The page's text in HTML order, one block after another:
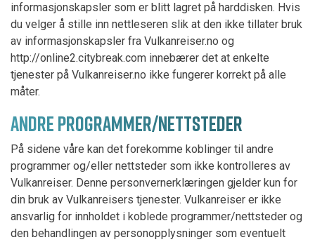
informasjonskapsler som er blitt lagret på harddisken. Hvis
du velger å stille inn nettleseren slik at den ikke tillater bruk
av informasjonskapsler fra Vulkanreiser.no og
http://online2.citybreak.com innebærer det at enkelte
tjenester på Vulkanreiser.no ikke fungerer korrekt på alle
måter.
ANDRE PROGRAMMER/NETTSTEDER
På sidene våre kan det forekomme koblinger til andre
programmer og/eller nettsteder som ikke kontrolleres av
Vulkanreiser. Denne personvernerklæringen gjelder kun for
din bruk av Vulkanreisers tjenester. Vulkanreiser er ikke
ansvarlig for innholdet i koblede programmer/nettsteder og
den behandlingen av personopplysninger som eventuelt